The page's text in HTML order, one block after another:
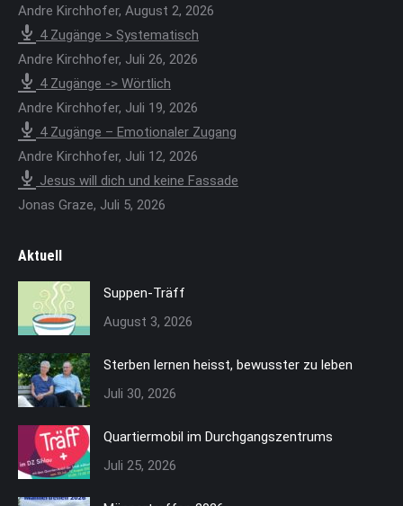
Andre Kirchhofer, August 2, 2026
4 Zugänge > Systematisch
Andre Kirchhofer, Juli 26, 2026
4 Zugänge -> Wörtlich
Andre Kirchhofer, Juli 19, 2026
4 Zugänge – Emotionaler Zugang
Andre Kirchhofer, Juli 12, 2026
Jesus will dich und keine Fassade
Jonas Graze, Juli 5, 2026
Aktuell
Suppen-Träff
August 3, 2026
Sterben lernen heisst, bewusster zu leben
Juli 30, 2026
Quartiermobil im Durchgangszentrums
Juli 25, 2026